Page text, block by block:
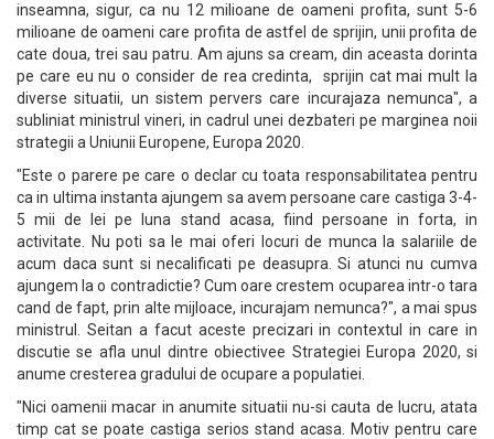
inseamna, sigur, ca nu 12 milioane de oameni profita, sunt 5-6
milioane de oameni care profita de astfel de sprijin, unii profita de
cate doua, trei sau patru. Am ajuns sa cream, din aceasta dorinta
pe care eu nu o consider de rea credinta, sprijin cat mai mult la
diverse situatii, un sistem pervers care incurajaza nemunca", a
subliniat ministrul vineri, in cadrul unei dezbateri pe marginea noii
strategii a Uniunii Europene, Europa 2020.
"Este o parere pe care o declar cu toata responsabilitatea pentru
ca in ultima instanta ajungem sa avem persoane care castiga 3-4-
5 mii de lei pe luna stand acasa, fiind persoane in forta, in
activitate. Nu poti sa le mai oferi locuri de munca la salariile de
acum daca sunt si necalificati pe deasupra. Si atunci nu cumva
ajungem la o contradictie? Cum oare crestem ocuparea intr-o tara
cand de fapt, prin alte mijloace, incurajam nemunca?", a mai spus
ministrul. Seitan a facut aceste precizari in contextul in care in
discutie se afla unul dintre obiectivee Strategiei Europa 2020, si
anume cresterea gradului de ocupare a populatiei.
"Nici oamenii macar in anumite situatii nu-si cauta de lucru, atata
timp cat se poate castiga serios stand acasa. Motiv pentru care